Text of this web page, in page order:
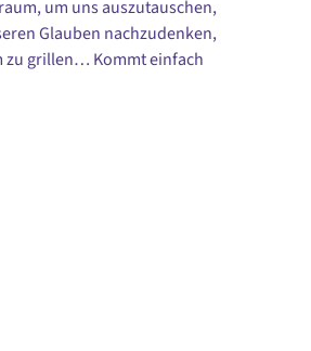
um uns auszutauschen,
Glauben nachzudenken,
zu grillen… Kommt einfach